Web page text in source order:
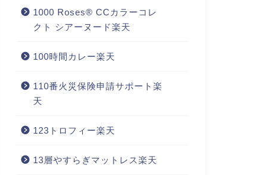
1000 Roses® CCカラーコレ
クト シアーヌード楽天
100時間カレー楽天
110番火災保険申請サポート楽
天
123トロフィー楽天
13層やすらぎマットレス楽天